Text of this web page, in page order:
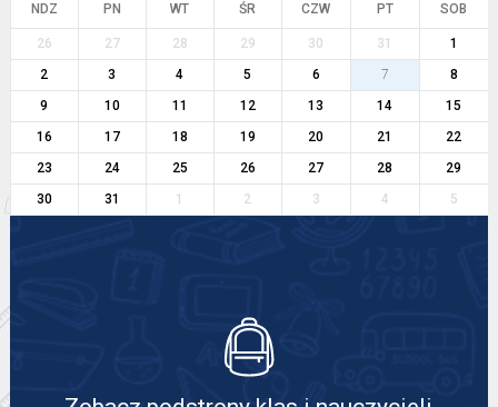
NDZ PN WT ŚR CZW PT SOB
26 27 28 29 30 31
1
2
3 4 5 6 7
8
9
10 11 12 13 14
15
16
17 18 19 20 21
22
23
24 25 26 27 28
29
30
31 1 2 3 4 5